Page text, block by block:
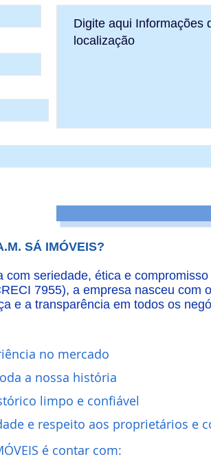
SÁ IMÓVEIS?
com seriedade, ética e
7955), a empresa nasceu com
e a transparência em todos os
no mercado
a nossa história
limpo e confiável
e respeito aos proprietários e
é contar com: